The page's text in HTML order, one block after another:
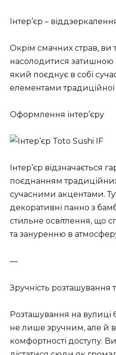
Інтер’єр –
Окрім смачних страв, ви
насолодитися затишною
який поєднує в собі
елементами традиційної
Оформлення інтер’єру
Інтер’єр відзначається
поєднанням традиційних
сучасними акцентами.
декоративні панно з
стильне освітлення, що
та зануренню в
—
Зручність розташування
Розташування на вулиці
не лише зручним, але й
комфортності доступу.